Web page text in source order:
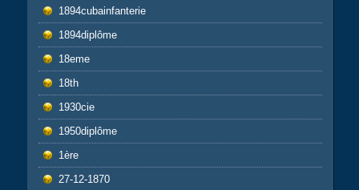
1894cubainfanterie
1894diplôme
18eme
18th
1930cie
1950diplôme
1ère
27-12-1870